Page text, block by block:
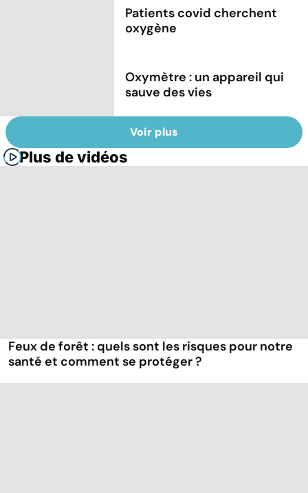
Patients covid cherchent
oxygène
Oxymètre : un appareil qui
sauve des vies
Voir plus
Plus de vidéos
Feux de forêt : quels sont les risques pour notre
santé et comment se protéger ?